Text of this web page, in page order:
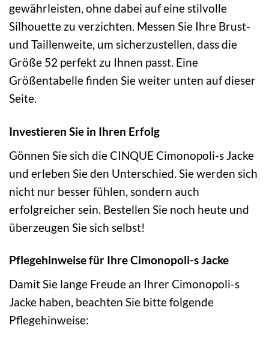
gewährleisten, ohne dabei auf eine stilvolle
Silhouette zu verzichten. Messen Sie Ihre Brust-
und Taillenweite, um sicherzustellen, dass die
Größe 52 perfekt zu Ihnen passt. Eine
Größentabelle finden Sie weiter unten auf dieser
Seite.
Investieren Sie in Ihren Erfolg
Gönnen Sie sich die CINQUE Cimonopoli-s Jacke
und erleben Sie den Unterschied. Sie werden sich
nicht nur besser fühlen, sondern auch
erfolgreicher sein. Bestellen Sie noch heute und
überzeugen Sie sich selbst!
Pflegehinweise für Ihre Cimonopoli-s Jacke
Damit Sie lange Freude an Ihrer Cimonopoli-s
Jacke haben, beachten Sie bitte folgende
Pflegehinweise: